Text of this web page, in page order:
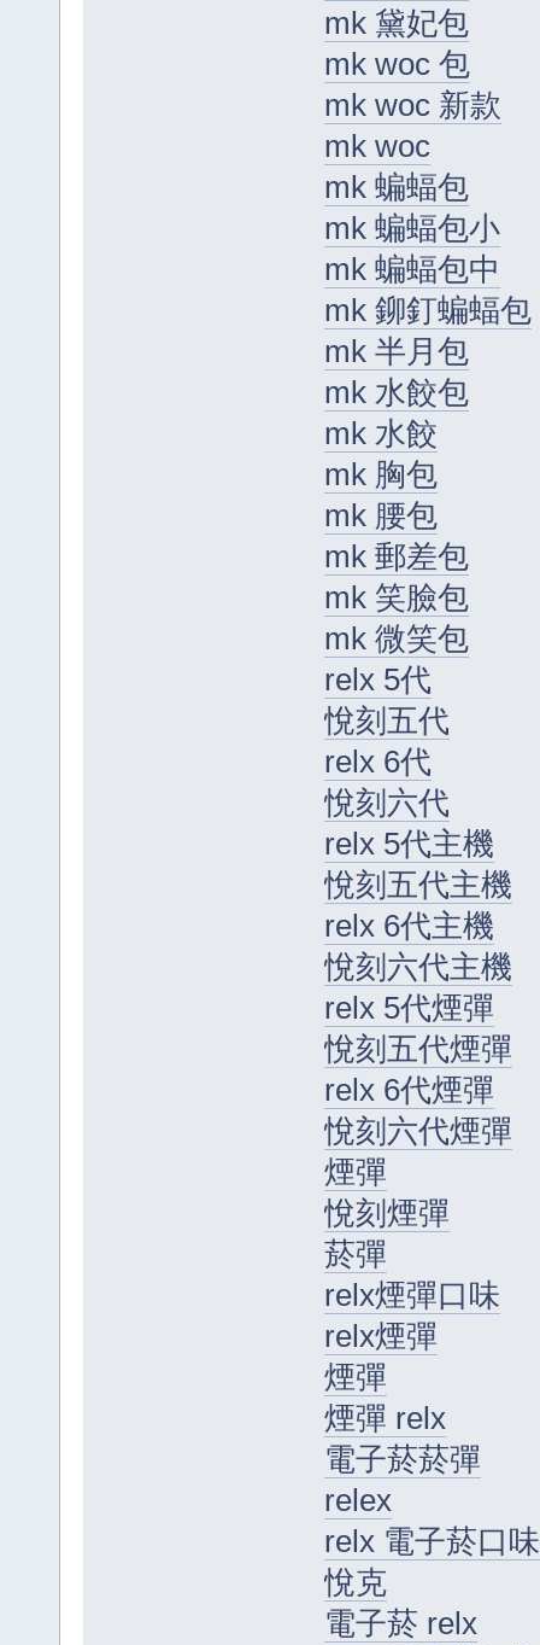
mk 黛妃包
mk woc 包
mk woc 新款
mk woc
mk 蝙蝠包
mk 蝙蝠包小
mk 蝙蝠包中
mk 鉚釘蝙蝠包
mk 半月包
mk 水餃包
mk 水餃
mk 胸包
mk 腰包
mk 郵差包
mk 笑臉包
mk 微笑包
relx 5代
悅刻五代
relx 6代
悅刻六代
relx 5代主機
悅刻五代主機
relx 6代主機
悅刻六代主機
relx 5代煙彈
悅刻五代煙彈
relx 6代煙彈
悅刻六代煙彈
煙彈
悅刻煙彈
菸彈
relx煙彈口味
relx煙彈
煙彈
煙彈 relx
電子菸菸彈
relex
relx 電子菸口味
悅克
電子菸 relx